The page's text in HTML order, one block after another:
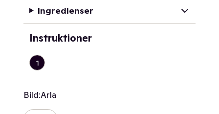
Ingredienser
Instruktioner
1
Bild:Arla